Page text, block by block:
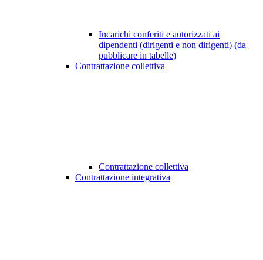
Incarichi conferiti e autorizzati ai
dipendenti (dirigenti e non dirigenti) (da
pubblicare in tabelle)
Contrattazione collettiva
Contrattazione collettiva
Contrattazione integrativa